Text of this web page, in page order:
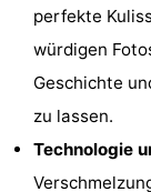
Radfahren
Wandern
Unterhaltung
Nachtleben
Essen
perfekte
würdigen
Geschichte
zu lassen.
Technologie